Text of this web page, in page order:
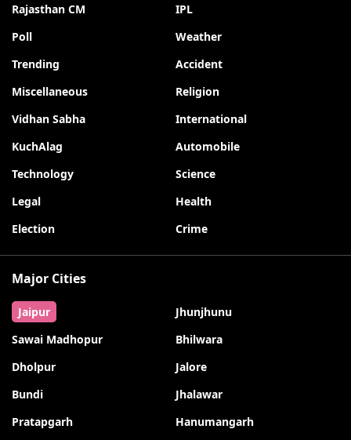
Rajasthan CM
IPL
Poll
Weather
Trending
Accident
Miscellaneous
Religion
Vidhan Sabha
International
KuchAlag
Automobile
Technology
Science
Legal
Health
Election
Crime
Major Cities
Jaipur
Jhunjhunu
Sawai Madhopur
Bhilwara
Dholpur
Jalore
Bundi
Jhalawar
Pratapgarh
Hanumangarh